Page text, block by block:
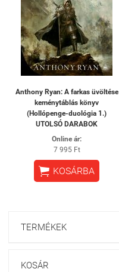
Anthony Ryan: A farkas üvöltése
keménytáblás könyv
(Hollópenge-duológia 1.)
UTOLSÓ DARABOK
Online ár:
7 995 Ft
 KOSÁRBA
TERMÉKEK
KOSÁR